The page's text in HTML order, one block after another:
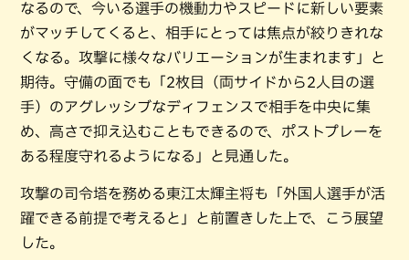
なるので、今いる選手の機動力やスピードに新しい要素
がマッチしてくると、相手にとっては焦点が絞りきれな
くなる。攻撃に様々なバリエーションが生まれます」と
期待。守備の面でも「2枚目（両サイドから2人目の選
手）のアグレッシブなディフェンスで相手を中央に集
め、高さで抑え込むこともできるので、ポストプレーを
ある程度守れるようになる」と見通した。
攻撃の司令塔を務める東江太輝主将も「外国人選手が活
躍できる前提で考えると」と前置きした上で、こう展望
した。